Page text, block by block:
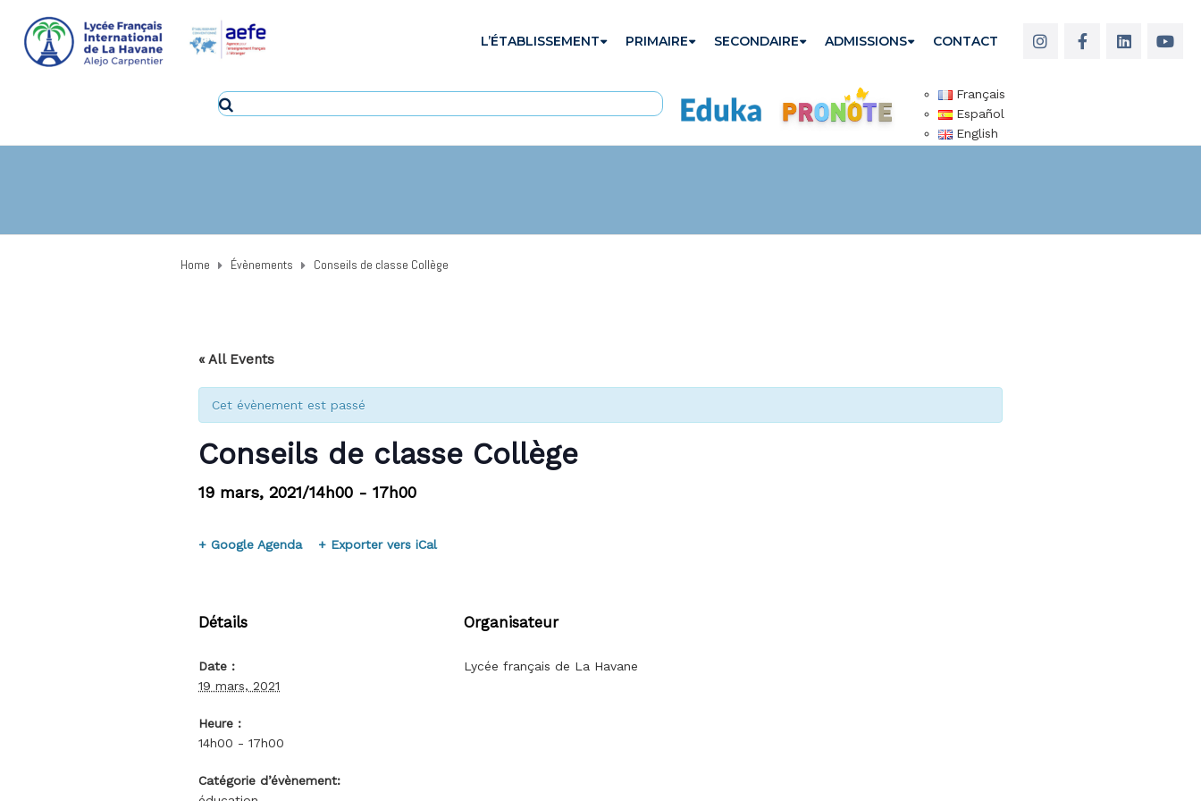
L’ÉTABLISSEMENT PRIMAIRE SECONDAIRE ADMISSIONS CONTACT
Français
Español
English
Home Évènements Conseils de classe Collège
« All Events
Cet évènement est passé
Conseils de classe Collège
19 mars, 2021/14h00 - 17h00
+ Google Agenda + Exporter vers iCal
Détails
Date :
19 mars, 2021
Heure :
14h00 - 17h00
Catégorie d’évènement:
Organisateur
Lycée français de La Havane